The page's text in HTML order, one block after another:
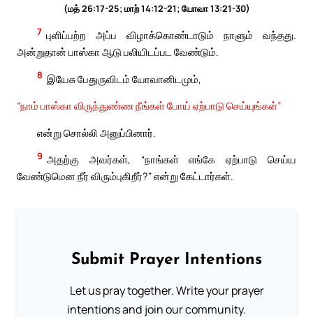
(மத் 26:17-25; மாற் 14:12-21; யோவா 13:21-30)
7 புளிப்பற்ற அப்ப விழாக்கொண்டாடும் நாளும் வந்தது.
அன்றுதான் பாஸ்கா ஆடு பலியிடப்பட வேண்டும்.
8 இயேசு பேதுருவிடம் யோவானிடமும்,
“நாம் பாஸ்கா விருந்துண்ண நீங்கள் போய் ஏற்பாடு செய்யுங்கள்”
என்று சொல்லி அனுப்பினார்.
9 அதற்கு அவர்கள், “நாங்கள் எங்கே ஏற்பாடு செய்ய
வேண்டுமென நீர் விரும்புகிறீர்?” என்று கேட்டார்கள்.
Submit Prayer Intentions
Let us pray together. Write your prayer
intentions and join our community.